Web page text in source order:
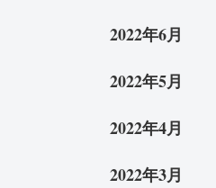
2022年6月
2022年5月
2022年4月
2022年3月